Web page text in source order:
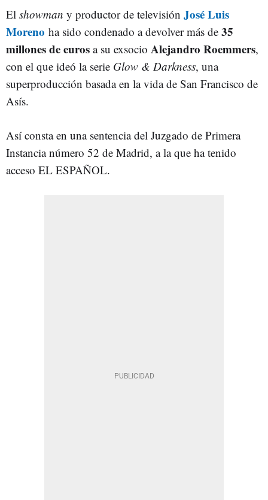
El showman y productor de televisión José Luis
Moreno ha sido condenado a devolver más de 35
millones de euros a su exsocio Alejandro Roemmers,
con el que ideó la serie Glow & Darkness, una
superproducción basada en la vida de San Francisco de
Asís.
Así consta en una sentencia del Juzgado de Primera
Instancia número 52 de Madrid, a la que ha tenido
acceso EL ESPAÑOL.